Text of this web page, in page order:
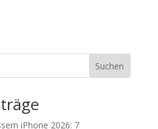
Suchen
iPhone 2026: 7